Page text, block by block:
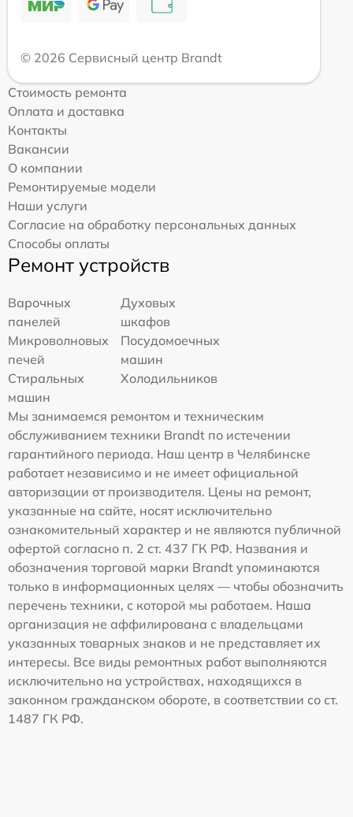
© 2026 Сервисный центр Brandt
Стоимость ремонта
Оплата и доставка
Контакты
Вакансии
О компании
Ремонтируемые модели
Наши услуги
Согласие на обработку персональных данных
Способы оплаты
Ремонт устройств
Варочных
панелей
Духовых
шкафов
Микроволновых
печей
Посудомоечных
машин
Стиральных
машин
Холодильников
Мы занимаемся ремонтом и техническим
обслуживанием техники Brandt по истечении
гарантийного периода. Наш центр в Челябинске
работает независимо и не имеет официальной
авторизации от производителя. Цены на ремонт,
указанные на сайте, носят исключительно
ознакомительный характер и не являются публичной
офертой согласно п. 2 ст. 437 ГК РФ. Названия и
обозначения торговой марки Brandt упоминаются
только в информационных целях — чтобы обозначить
перечень техники, с которой мы работаем. Наша
организация не аффилирована с владельцами
указанных товарных знаков и не представляет их
интересы. Все виды ремонтных работ выполняются
исключительно на устройствах, находящихся в
законном гражданском обороте, в соответствии со ст.
1487 ГК РФ.